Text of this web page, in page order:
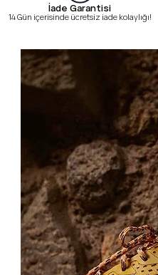
İade Garantisi
14 Gün içerisinde ücretsiz iade kolaylığı!